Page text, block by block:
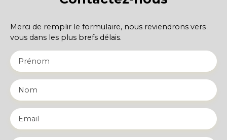
Merci de remplir le formulaire, nous reviendrons vers
vous dans les plus brefs délais.
Prénom
Nom
Email